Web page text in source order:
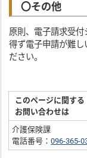
〇その他
原則、電子請求受
得ず電子申請が難し
ださい。
このページに関する
お問い合わせは
介護保険課
電話番号：096-365-